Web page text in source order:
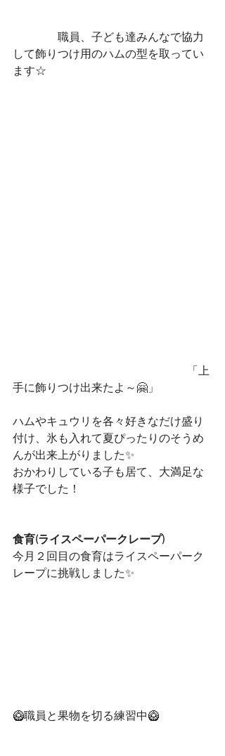
職員、子ども達みんなで協力
して飾りつけ用のハムの型を取ってい
ます☆
「上
手に飾りつけ出来たよ～🤗」
ハムやキュウリを各々好きなだけ盛り
付け、氷も入れて夏ぴったりのそうめ
んが出来上がりました✨
おかわりしている子も居て、大満足な
様子でした！
食育(ライスペーパークレープ)
今月２回目の食育はライスペーパーク
レープに挑戦しました✨
🥝職員と果物を切る練習中🥝